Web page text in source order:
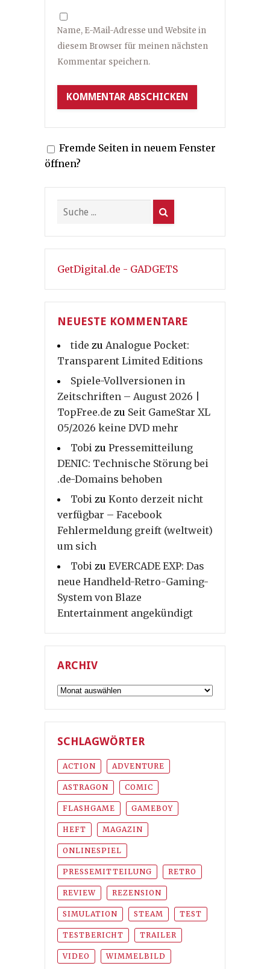
Name, E-Mail-Adresse und Website in
diesem Browser für meinen nächsten
Kommentar speichern.
Fremde Seiten in neuem Fenster
öffnen?
GetDigital.de - GADGETS
NEUESTE KOMMENTARE
tide zu Analogue Pocket:
Transparent Limited Editions
Spiele-Vollversionen in
Zeitschriften – August 2026 |
TopFree.de zu Seit GameStar XL
05/2026 keine DVD mehr
Tobi zu Pressemitteilung
DENIC: Technische Störung bei
.de-Domains behoben
Tobi zu Konto derzeit nicht
verfügbar – Facebook
Fehlermeldung greift (weltweit)
um sich
Tobi zu EVERCADE EXP: Das
neue Handheld-Retro-Gaming-
System von Blaze
Entertainment angekündigt
ARCHIV
Archiv
SCHLAGWÖRTER
ACTION ADVENTURE
ASTRAGON COMIC
FLASHGAME GAMEBOY
HEFT MAGAZIN
ONLINESPIEL
PRESSEMITTEILUNG RETRO
REVIEW REZENSION
SIMULATION STEAM TEST
TESTBERICHT TRAILER
VIDEO WIMMELBILD